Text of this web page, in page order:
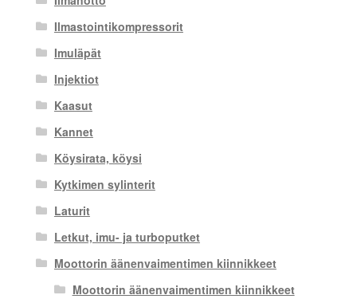
Ilmastointikompressorit
Imuläpät
Injektiot
Kaasut
Kannet
Köysirata, köysi
Kytkimen sylinterit
Laturit
Letkut, imu- ja turboputket
Moottorin äänenvaimentimen kiinnikkeet
Moottorin äänenvaimentimen kiinnikkeet